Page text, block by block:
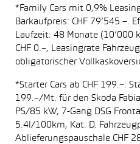
*Family Cars mit 0,9%
Barkaufpreis: CHF 79’545.–.
Laufzeit: 48 Monate (10’000
CHF 0.–, Leasingrate
obligatorischer
*Starter Cars ab CHF 199.–:
199.–/Mt. für den Skoda
PS/85 kW, 7-Gang DSG
5.4l/100km, Kat. D.
Ablieferungspauschale CHF